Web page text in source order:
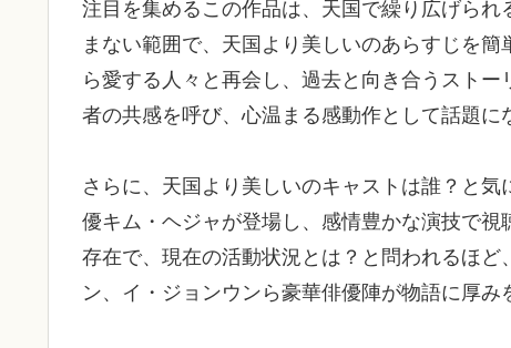
注目を集めるこの作品は、天国で繰り広げら
まない範囲で、天国より美しいのあらすじを
ら愛する人々と再会し、過去と向き合うスト
者の共感を呼び、心温まる感動作として話題に
さらに、天国より美しいのキャストは誰？と
優キム・ヘジャが登場し、感情豊かな演技で
存在で、現在の活動状況とは？と問われるほ
ン、イ・ジョンウンら豪華俳優陣が物語に厚み